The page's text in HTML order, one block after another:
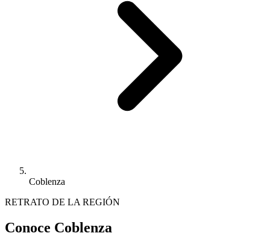
Coblenza
RETRATO DE LA REGIÓN
Conoce Coblenza